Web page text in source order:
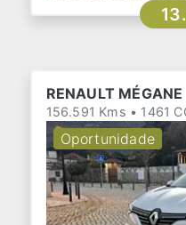
RENAULT MÉGANE
156.591 Kms • 1461
Oportunidade